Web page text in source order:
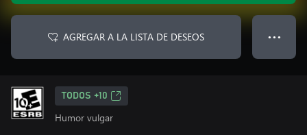
AGREGAR A LA LISTA DE DESEOS ● ● ●
TODOS +10
Humor vulgar